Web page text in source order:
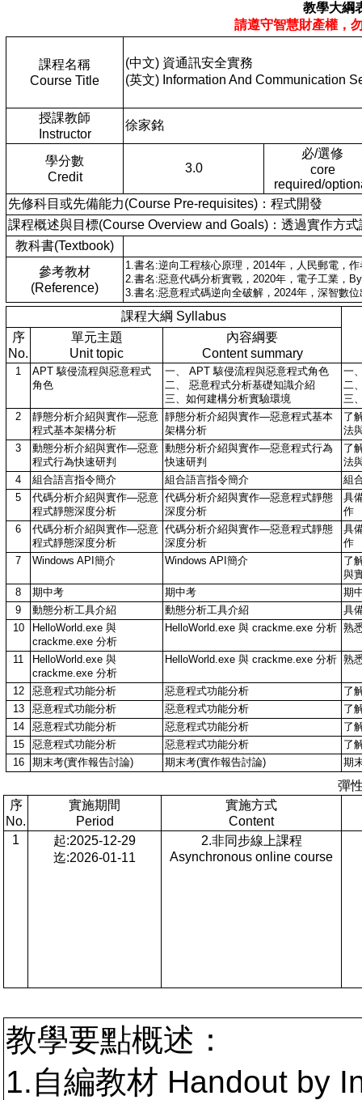
教學大綱
請遵守智慧財產權，
課程名稱
Course Title
(中文) 資通訊安全實務
(英文) Information And Communication
授課教師
Instructor
徐家銘
學分數
Credit
3.0
必/選修
core
required/
先修科目或先備能力(Course Pre-requisites)：程式開發
課程概述與目標(Course Overview and Goals)：透過實作方
教科書(Textbook)
參考教材
(Reference)
1.書名:逆向工程核心原理，2014年，人民郵電，
2.書名:惡意代碼分析實戰，2020年，電子工業，
3.書名:惡意程式碼逆向全破解，2024年，深智數
課程大綱 Syllabus
序
No.
單元主題
Unit topic
內容綱要
Content summary
1
APT 駭侵流程與惡意程式
角色
一、 APT 駭侵流程與惡意程式角色
二、 惡意程式分析基礎知識介紹
三、如何建構分析實驗環境
一
二
三
2
靜態分析介紹與實作—惡意
程式基本架構分析
靜態分析介紹與實作—惡意程式基本
架構分析
了
法
3
動態分析介紹與實作—惡意
程式行為快速研判
動態分析介紹與實作—惡意程式行為
快速研判
了
法
4
組合語言指令簡介 組合語言指令簡介
組
5
代碼分析介紹與實作—惡意
程式靜態深度分析
代碼分析介紹與實作—惡意程式靜態
深度分析
具
作
6
代碼分析介紹與實作—惡意
程式靜態深度分析
代碼分析介紹與實作—惡意程式靜態
深度分析
具
作
7
Windows API簡介 Windows API簡介
了
與
8
期中考 期中考
期
9
動態分析工具介紹 動態分析工具介紹
具
10
HelloWorld.exe 與
crackme.exe 分析
HelloWorld.exe 與 crackme.exe 分析 熟
11
HelloWorld.exe 與
crackme.exe 分析
HelloWorld.exe 與 crackme.exe 分析 熟
12 惡意程式功能分析 惡意程式功能分析
了
13
惡意程式功能分析 惡意程式功能分析
了
14
惡意程式功能分析 惡意程式功能分析
了
15
惡意程式功能分析 惡意程式功能分析
了
16
期末考(實作報告討論) 期末考(實作報告討論) 期
彈
序
No.
實施期間
Period
實施方式
Content
1
起:2025-12-29
迄:2026-01-11
2.非同步線上課程
Asynchronous online course
教學要點概述：
1.自編教材 Handout by